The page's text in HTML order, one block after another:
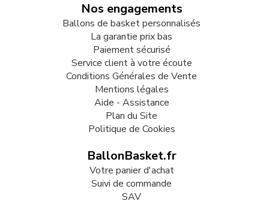
Nos engagements
Ballons de basket personnalisés
La garantie prix bas
Paiement sécurisé
Service client à votre écoute
Conditions Générales de Vente
Mentions légales
Aide - Assistance
Plan du Site
Politique de Cookies
BallonBasket.fr
Votre panier d'achat
Suivi de commande
SAV